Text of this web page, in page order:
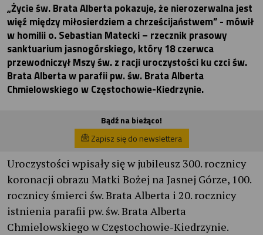
„Życie św. Brata Alberta pokazuje, że nierozerwalna jest
więź między miłosierdziem a chrześcijaństwem” - mówił
w homilii o. Sebastian Matecki – rzecznik prasowy
sanktuarium jasnogórskiego, który 18 czerwca
przewodniczył Mszy św. z racji uroczystości ku czci św.
Brata Alberta w parafii pw. św. Brata Alberta
Chmielowskiego w Częstochowie-Kiedrzynie.
Bądź na bieżąco!
Zapisz się do newslettera
Uroczystości wpisały się w jubileusz 300. rocznicy
koronacji obrazu Matki Bożej na Jasnej Górze, 100.
rocznicy śmierci św. Brata Alberta i 20. rocznicy
istnienia parafii pw. św. Brata Alberta
Chmielowskiego w Częstochowie-Kiedrzynie.